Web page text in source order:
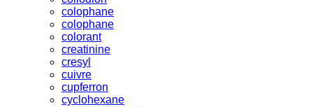
colophane
colophane
colorant
creatinine
cresyl
cuivre
cupferron
cyclohexane